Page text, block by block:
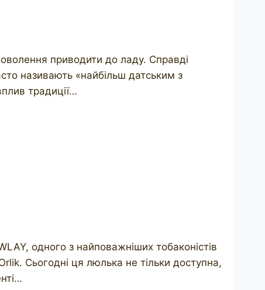
приводити до ладу. Справді
називають «найбільш датським з
традиції…
одного з найповажніших тобаконістів
Сьогодні ця люлька не тільки доступна,